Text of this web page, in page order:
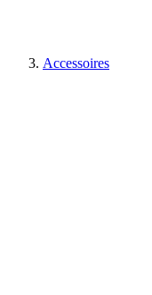
Accessoires